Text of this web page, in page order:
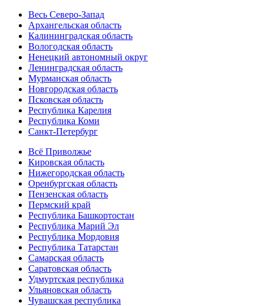
Весь Северо-Запад
Архангельская область
Калининградская область
Вологодская область
Ненецкий автономный округ
Ленинградская область
Мурманская область
Новгородская область
Псковская область
Республика Карелия
Республика Коми
Санкт-Петербург
Всё Приволжье
Кировская область
Нижегородская область
Оренбургская область
Пензенская область
Пермский край
Республика Башкортостан
Республика Марий Эл
Республика Мордовия
Республика Татарстан
Самарская область
Саратовская область
Удмуртская республика
Ульяновская область
Чувашская республика